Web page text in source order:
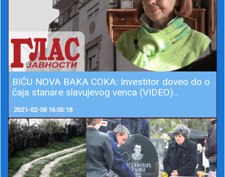
BIĆU NOVA BAKA COKA: Investitor doveo do o
čaja stanare slavujevog venca (VIDEO)...
2021-02-08 16:05:18